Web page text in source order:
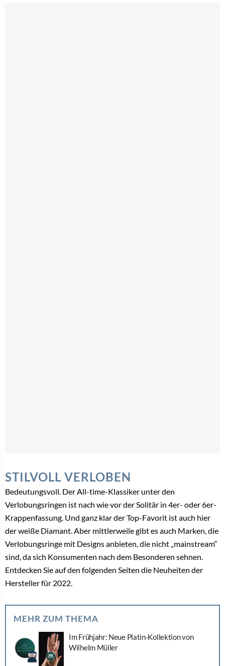
STILVOLL VERLOBEN
Bedeutungsvoll. Der All-time-Klassiker unter den
Verlobungsringen ist nach wie vor der Solitär in 4er- oder 6er-
Krappenfassung. Und ganz klar der Top-Favorit ist auch hier
der weiße Diamant. Aber mittlerweile gibt es auch Marken, die
Verlobungsringe mit Designs anbieten, die nicht „mainstream“
sind, da sich Konsumenten nach dem Besonderen sehnen.
Entdecken Sie auf den folgenden Seiten die Neuheiten der
Hersteller für 2022.
MEHR ZUM THEMA
Im Frühjahr: Neue Platin-Kollektion von
Wilhelm Müller